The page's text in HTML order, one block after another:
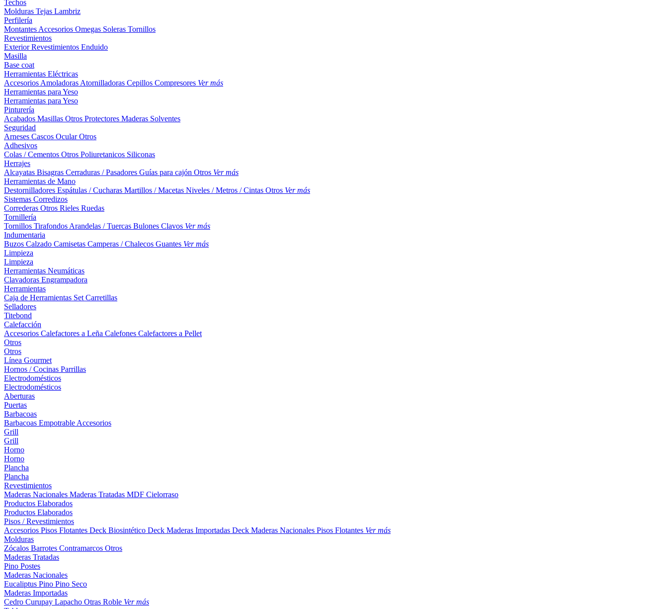
Techos
Molduras Tejas Lambriz
Perfilería
Montantes Accesorios Omegas Soleras Tornillos
Revestimientos
ExteriorRevestimientos Enduido
Masilla
Base coat
Herramientas Eléctricas
Accesorios Amoladoras Atornilladoras Cepillos Compresores Ver más
Herramientas para Yeso
Herramientas para Yeso
Pinturería
Acabados Masillas Otros Protectores Maderas Solventes
Seguridad
Arneses Cascos OcularOtros
Adhesivos
Colas / Cementos Otros Poliuretanicos Siliconas
Herrajes
Alcayatas Bisagras Cerraduras / Pasadores Guías para cajón Otros Ver más
Herramientas de Mano
Destornilladores Espátulas / Cucharas Martillos / Macetas Niveles / Metros / Cintas Otros Ver más
Sistemas Corredizos
Correderas Otros Rieles Ruedas
Tornillería
Tornillos Tirafondos Arandelas / Tuercas Bulones Clavos Ver más
Indumentaria
Buzos Calzado Camisetas Camperas / Chalecos Guantes Ver más
Limpieza
Limpieza
Herramientas Neumáticas
Clavadoras Engrampadora
Herramientas
Caja de Herramientas Set Carretillas
Selladores
Titebond
Calefacción
Accesorios Calefactores a Leña Calefones Calefactores a Pellet
Otros
Otros
Línea Gourmet
Hornos / Cocinas Parrillas
Electrodomésticos
Electrodomésticos
Aberturas
Puertas
Barbacoas
Barbacoas Empotrable Accesorios
Grill
Grill
Horno
Horno
Plancha
Plancha
Revestimientos
Maderas Nacionales Maderas Tratadas MDF Cielorraso
Productos Elaborados
Productos Elaborados
Pisos / Revestimientos
Accesorios Pisos Flotantes Deck Biosintético Deck Maderas Importadas Deck Maderas Nacionales Pisos Flotantes Ver más
Molduras
Zócalos Barrotes Contramarcos Otros
Maderas Tratadas
Pino Postes
Maderas Nacionales
Eucaliptus Pino Pino Seco
Maderas Importadas
Cedro Curupay Lapacho Otras Roble Ver más